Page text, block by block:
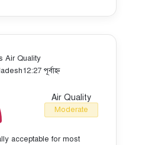
Air Quality
12:27 পূর্বাহ্ন
Air Quality
Moderate
acceptable for most